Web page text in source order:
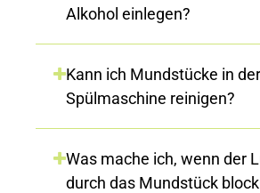
Alkohol einlegen?
Kann ich Mundstücke in der
Spülmaschine reinigen?
Was mache ich, wenn der
durch das Mundstück